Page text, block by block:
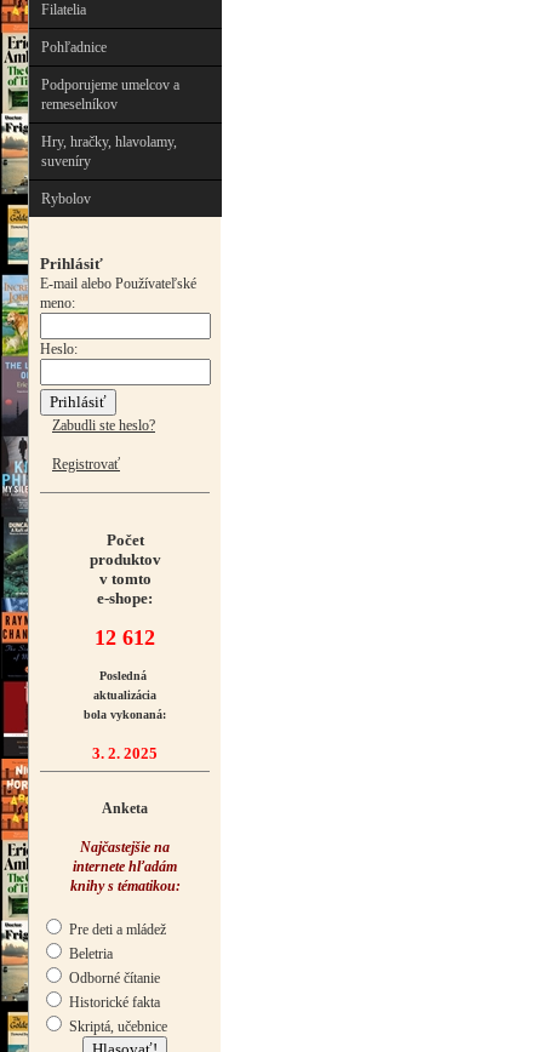
Filatelia
Pohľadnice
Podporujeme umelcov a
remeselníkov
Hry, hračky, hlavolamy,
suveníry
Rybolov
Prihlásiť
E-mail alebo Používateľské
meno:
Heslo:
Zabudli ste heslo?
Registrovať
Počet
produktov
v tomto
e-shope:
12 612
Posledná
aktualizácia
bola vykonaná:
3. 2. 2025
Anketa
Najčastejšie na
internete hľadám
knihy s tématikou:
Pre deti a mládež
Beletria
Odborné čítanie
Historické fakta
Skriptá, učebnice